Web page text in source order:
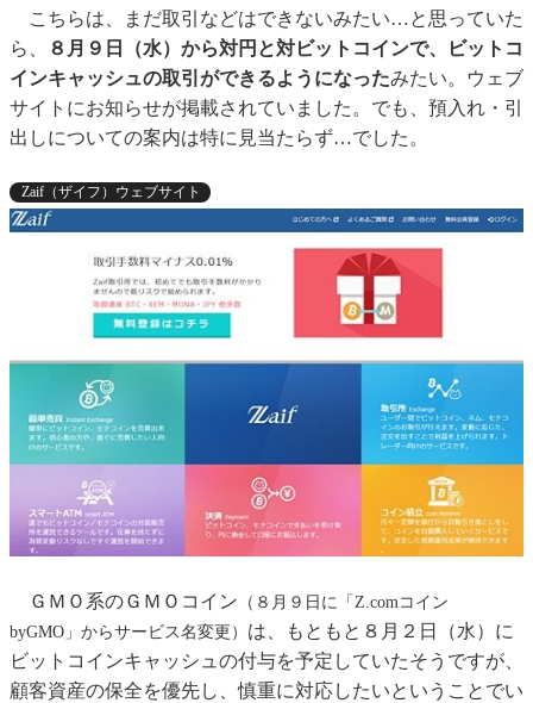
こちらは、まだ取引などはできないみたい…と思っていた
ら、
８月９日（水）から対円と対ビットコインで、ビットコ
インキャッシュの取引ができるようになったみたい。ウェブ
サイトにお知らせが掲載されていました。でも、預入れ・引
出しについての案内は特に見当たらず…でした。
Zaif（ザイフ）ウェブサイト
ＧＭＯ系のＧＭＯコイン （８月９日に「Z.comコイン
byGMO」からサービス名変更） は、もともと８月２日（水）に
ビットコインキャッシュの付与を予定していたそうですが、
顧客資産の保全を優先し、慎重に対応したいということでい